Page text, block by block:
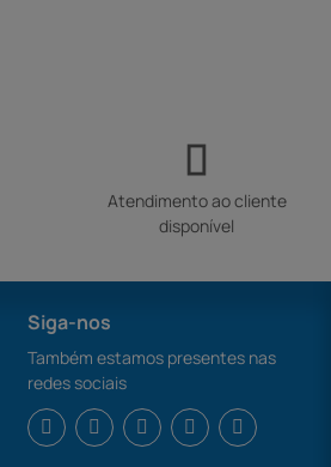
Atendimento ao cliente
disponível
Siga-nos
Também estamos presentes nas
redes sociais